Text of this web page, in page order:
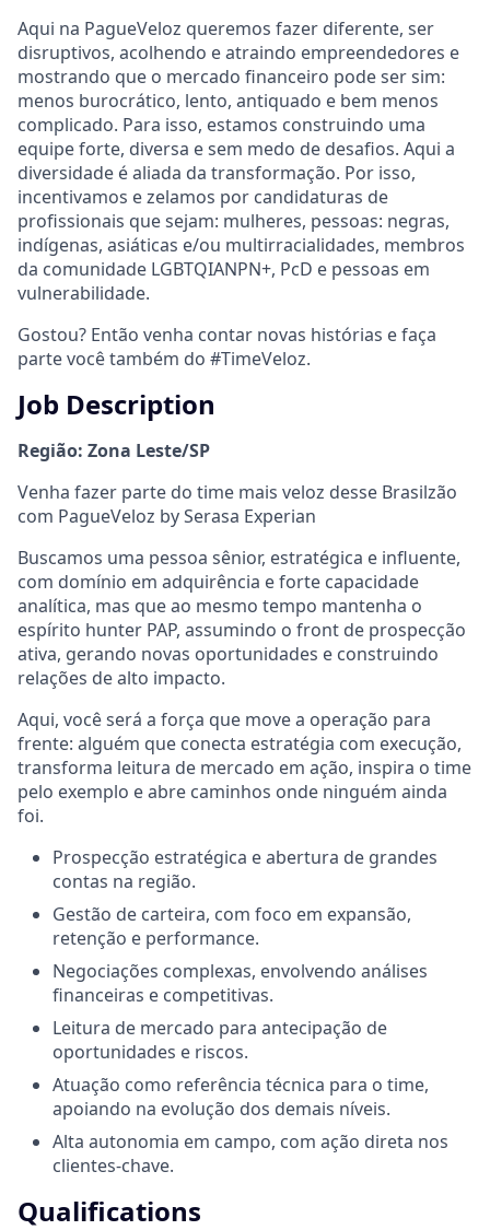
Aqui na PagueVeloz queremos fazer diferente, ser
disruptivos, acolhendo e atraindo empreendedores e
mostrando que o mercado financeiro pode ser sim:
menos burocrático, lento, antiquado e bem menos
complicado. Para isso, estamos construindo uma
equipe forte, diversa e sem medo de desafios. Aqui a
diversidade é aliada da transformação. Por isso,
incentivamos e zelamos por candidaturas de
profissionais que sejam: mulheres, pessoas: negras,
indígenas, asiáticas e/ou multirracialidades, membros
da comunidade LGBTQIANPN+, PcD e pessoas em
vulnerabilidade.
Gostou? Então venha contar novas histórias e faça
parte você também do #TimeVeloz.
Job Description
Região: Zona Leste/SP
Venha fazer parte do time mais veloz desse Brasilzão
com PagueVeloz by Serasa Experian
Buscamos uma pessoa sênior, estratégica e influente,
com domínio em adquirência e forte capacidade
analítica, mas que ao mesmo tempo mantenha o
espírito hunter PAP, assumindo o front de prospecção
ativa, gerando novas oportunidades e construindo
relações de alto impacto.
Aqui, você será a força que move a operação para
frente: alguém que conecta estratégia com execução,
transforma leitura de mercado em ação, inspira o time
pelo exemplo e abre caminhos onde ninguém ainda
foi.
Prospecção estratégica e abertura de grandes
contas na região.
Gestão de carteira, com foco em expansão,
retenção e performance.
Negociações complexas, envolvendo análises
financeiras e competitivas.
Leitura de mercado para antecipação de
oportunidades e riscos.
Atuação como referência técnica para o time,
apoiando na evolução dos demais níveis.
Alta autonomia em campo, com ação direta nos
clientes-chave.
Qualifications